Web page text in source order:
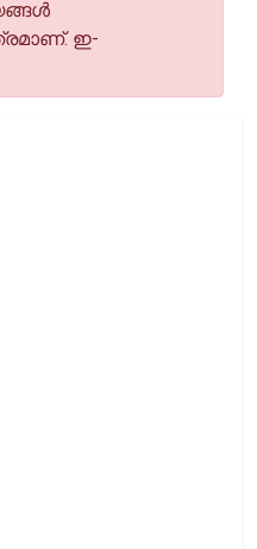
ഇ-